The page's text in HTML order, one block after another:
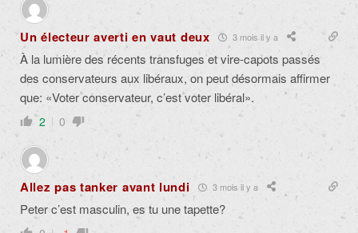
Un électeur averti en vaut deux 3 mois il y a
À la lumière des récents transfuges et vire-capots passés
des conservateurs aux libéraux, on peut désormais affirmer
que: «Voter conservateur, c’est voter libéral».
2 0
Allez pas tanker avant lundi 3 mois il y a
Peter c’est masculin, es tu une tapette?